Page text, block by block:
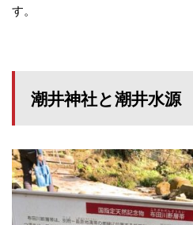
す。
潮井神社と潮井水源